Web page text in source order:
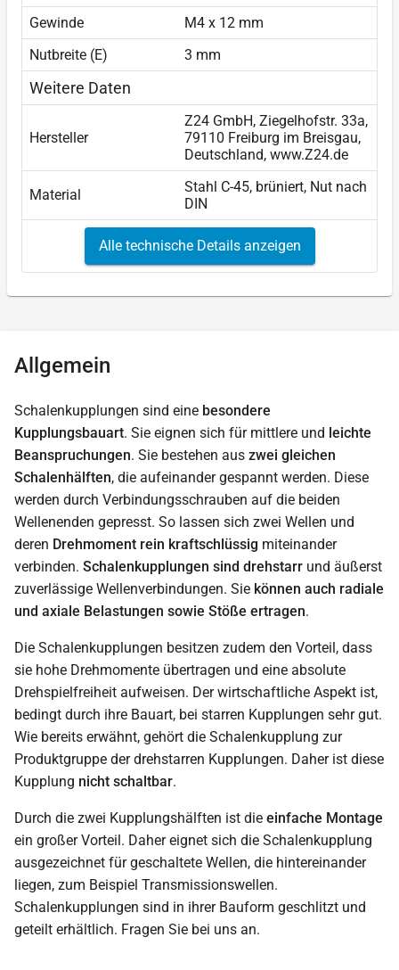
Gewinde
M4 x 12 mm
Nutbreite (E)
3 mm
Weitere Daten
Hersteller
Z24 GmbH, Ziegelhofstr. 33a,
79110 Freiburg im Breisgau,
Deutschland, www.Z24.de
Material
Stahl C-45, brüniert, Nut nach
DIN
Alle technische Details anzeigen
Allgemein
Schalenkupplungen sind eine besondere
Kupplungsbauart. Sie eignen sich für mittlere und leichte
Beanspruchungen. Sie bestehen aus zwei gleichen
Schalenhälften, die aufeinander gespannt werden. Diese
werden durch Verbindungsschrauben auf die beiden
Wellenenden gepresst. So lassen sich zwei Wellen und
deren Drehmoment rein kraftschlüssig miteinander
verbinden. Schalenkupplungen sind drehstarr und äußerst
zuverlässige Wellenverbindungen. Sie können auch radiale
und axiale Belastungen sowie Stöße ertragen.
Die Schalenkupplungen besitzen zudem den Vorteil, dass
sie hohe Drehmomente übertragen und eine absolute
Drehspielfreiheit aufweisen. Der wirtschaftliche Aspekt ist,
bedingt durch ihre Bauart, bei starren Kupplungen sehr gut.
Wie bereits erwähnt, gehört die Schalenkupplung zur
Produktgruppe der drehstarren Kupplungen. Daher ist diese
Kupplung nicht schaltbar.
Durch die zwei Kupplungshälften ist die einfache Montage
ein großer Vorteil. Daher eignet sich die Schalenkupplung
ausgezeichnet für geschaltete Wellen, die hintereinander
liegen, zum Beispiel Transmissionswellen.
Schalenkupplungen sind in ihrer Bauform geschlitzt und
geteilt erhältlich. Fragen Sie bei uns an.